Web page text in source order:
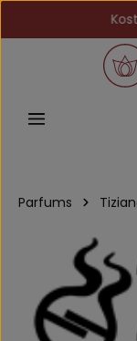
Zum Hauptinhalt
Parfums